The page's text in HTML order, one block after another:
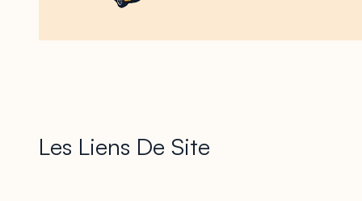
Les Liens De Site